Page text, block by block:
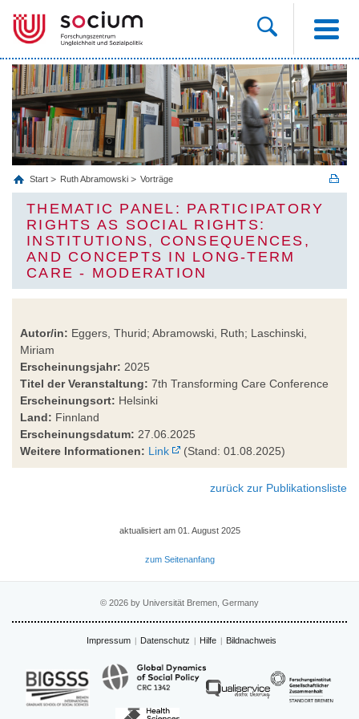
Start Ruth Abramowski Vorträge
THEMATIC PANEL: PARTICIPATORY
RIGHTS AS SOCIAL RIGHTS:
INSTITUTIONS, CONSEQUENCES,
AND CONCEPTS IN LONG-TERM
CARE - MODERATION
Autor/in: Eggers, Thurid; Abramowski, Ruth; Laschinski,
Miriam
Erscheinungsjahr: 2025
Titel der Veranstaltung: 7th Transforming Care Conference
Erscheinungsort: Helsinki
Land: Finnland
Erscheinungsdatum: 27.06.2025
Weitere Informationen: Link (Stand: 01.08.2025)
zurück zur Publikationsliste
aktualisiert am 01. August 2025
zum Seitenanfang
© 2026 by Universität Bremen, Germany
Impressum Datenschutz Hilfe Bildnachweis